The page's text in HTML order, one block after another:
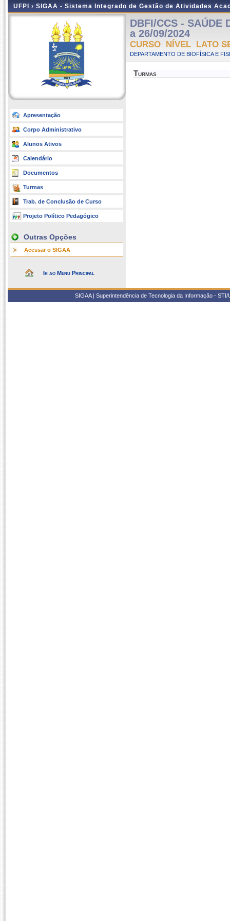
UFPI › SIGAA - Sistema Integrado de Gestão de Atividades
Apresentação
Corpo Administrativo
Alunos Ativos
Calendário
Documentos
Turmas
Trab. de Conclusão de Curso
Projeto Político Pedagógico
Outras Opções
Acessar o SIGAA
Ir ao Menu Principal
DBFI/CCS - SAÚDE
a 26/09/2024
CURSO NÍVEL LATO
DEPARTAMENTO DE BIOFÍSICA E
Turmas
SIGAA | Superintendência de Tecnologia da Informação -